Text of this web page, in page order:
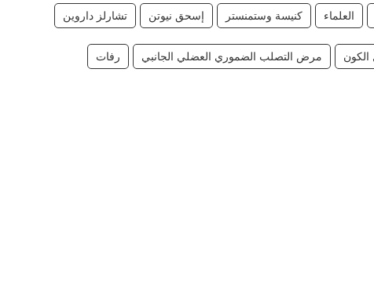
العلماء كنيسة وستمنستر إسحق نيوتن تشارلز داروين
مرض التصلب الضموري العضلي الجانبي رفات